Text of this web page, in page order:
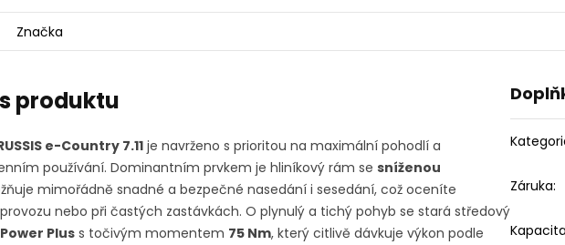
Značka
produktu
e-Country 7.11je navrženo s prioritou na maximální pohodlí a
používání. Dominantním prvkem je hliníkový rám se sníženou
mimořádně snadné a bezpečné nasedání i sesedání, což oceníte
nebo při častých zastávkách. O plynulý a tichý pohyb se stará středový
Pluss točivým momentem 75 Nm, který citlivě dávkuje výkon podle
Záruka: